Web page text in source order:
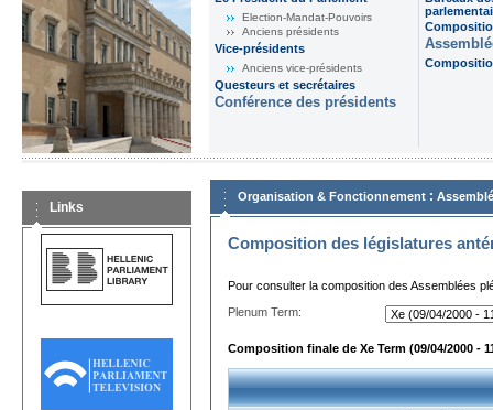
Election-Mandat-Pouvoirs
Anciens présidents
Vice-présidents
Anciens vice-présidents
Questeurs et secrétaires
Conférence des présidents
Links
Organisation & Fonctionnement :
Composition des législatures
Pour consulter la composition des Assemblées
Plenum Term:
Composition finale de Xe Term (09/04/2000 -